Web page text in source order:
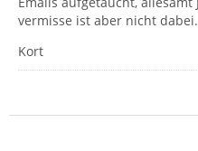
vermisse ist aber nicht
Kort